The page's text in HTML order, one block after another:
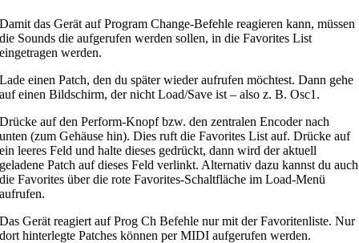
Damit das Gerät auf Program Change-Befehle reagieren kann, müssen
die Sounds die aufgerufen werden sollen, in die Favorites List
eingetragen werden.
Lade einen Patch, den du später wieder aufrufen möchtest. Dann gehe
auf einen Bildschirm, der nicht Load/Save ist – also z. B. Osc1.
Drücke auf den Perform-Knopf bzw. den zentralen Encoder nach
unten (zum Gehäuse hin). Dies ruft die Favorites List auf. Drücke auf
ein leeres Feld und halte dieses gedrückt, dann wird der aktuell
geladene Patch auf dieses Feld verlinkt. Alternativ dazu kannst du auch
die Favorites über die rote Favorites-Schaltfläche im Load-Menü
aufrufen.
Das Gerät reagiert auf Prog Ch Befehle nur mit der Favoritenliste. Nur
dort hinterlegte Patches können per MIDI aufgerufen werden.